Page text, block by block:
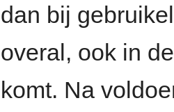
dan bij
overal, ook in
komt. Na